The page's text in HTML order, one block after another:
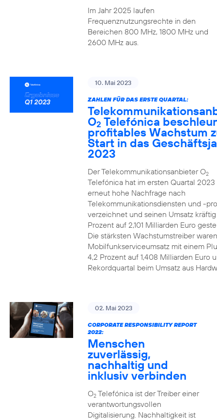
Im Jahr 2025 laufen
Frequenznutzungsrechte in den
Bereichen 800 MHz, 1800 MHz und
2600 MHz aus.
10. Mai 2023
ZAHLEN FÜR DAS ERSTE QUARTAL:
O2 Telefónica
profitables Wachstum
Start in das
2023
Der Telekommunikationsanbieter O2
Telefónica hat im ersten Quartal 2023
erneut hohe Nachfrage nach
Telekommunikationsdiensten und -
verzeichnet und seinen Umsatz
Prozent auf 2,101 Milliarden Euro
Die stärksten Wachstumstreiber
Mobilfunkserviceumsatz mit einem
4,2 Prozent auf 1,408 Milliarden Euro
Rekordquartal beim Umsatz aus
02. Mai 2023
CORPORATE RESPONSIBILITY REPORT
2022:
Menschen
zuverlässig,
nachhaltig und
inklusiv verbinden
O2Telefónica ist der Treiber einer
verantwortungsvollen
Digitalisierung. Nachhaltigkeit ist